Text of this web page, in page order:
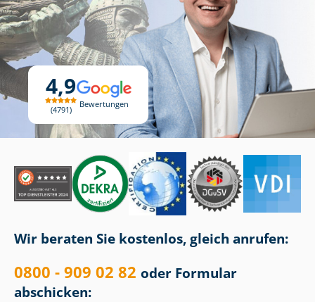
4,9
4791
Bewertungen
Wir beraten Sie kostenlos, gleich anrufen:
0800 - 909 02 82 oder Formular
abschicken: